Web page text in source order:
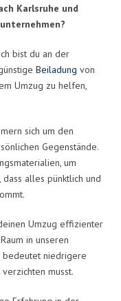
Karlsruhe und
bist du an der
Beiladung von
Umzug zu helfen,
sich um den
Gegenstände.
um
alles pünktlich und
Umzug effizienter
in unseren
bedeutet niedrigere
musst.